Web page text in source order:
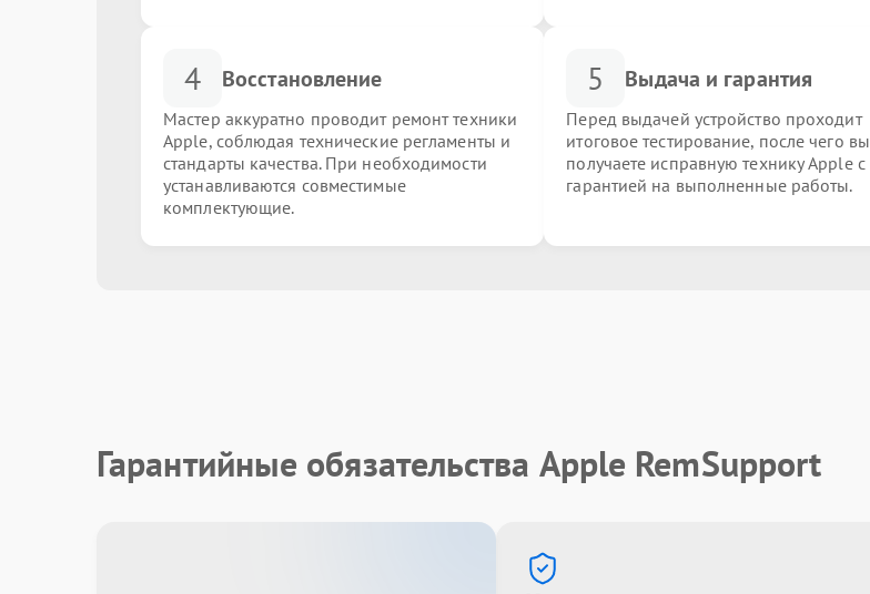
4 Восстановление
Мастер аккуратно проводит ремонт техники
Apple, соблюдая технические регламенты и
стандарты качества. При необходимости
устанавливаются совместимые
комплектующие.
5 Выдача и гарантия
Перед выдачей устройство проходит
итоговое тестирование, после чего вы
получаете исправную технику Apple с
гарантией на выполненные работы.
Гарантийные обязательства Apple RemSupport